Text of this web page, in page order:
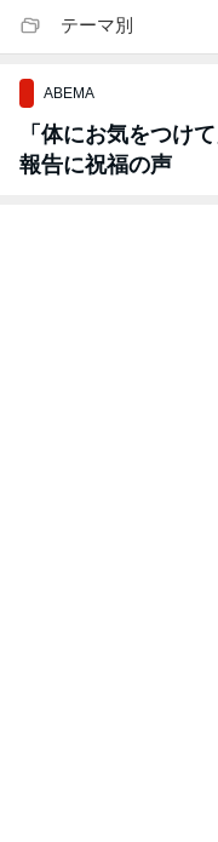
テーマ別
ABEMA
「体にお気をつけ
報告に祝福の声